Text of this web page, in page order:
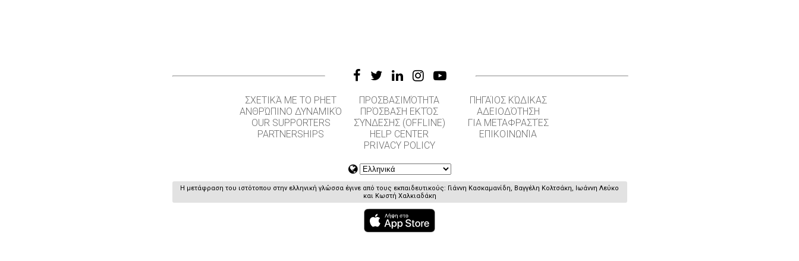
ΣΧΕΤΙΚΆ ΜΕ ΤΟ PHET
ΑΝΘΡΏΠΙΝΟ ΔΥΝΑΜΙΚΌ
OUR SUPPORTERS
PARTNERSHIPS
ΠΡΟΣΒΑΣΙΜΌΤΗΤΑ
ΠΡΌΣΒΑΣΗ ΕΚΤΌΣ
ΣΎΝΔΕΣΗΣ (OFFLINE)
HELP CENTER
PRIVACY POLICY
ΠΗΓΑΊΟΣ ΚΏΔΙΚΑΣ
ΑΔΕΙΟΔΌΤΗΣΗ
ΓΙΑ ΜΕΤΑΦΡΑΣΤΈΣ
ΕΠΙΚΟΙΝΩΝΊΑ
Η μετάφραση του ιστότοπου στην ελληνική γλώσσα έγινε από τους εκπαιδευτικούς: Γιάννη Κασκαμανίδη, Βαγγέλη Κολτσάκη, Ιωάννη Λεύκο
και Κωστή Χαλκιαδάκη